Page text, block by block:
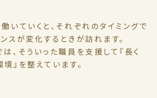
いていくと、それぞれのタイミングで
スが変化するときが訪れます。
、そういった職員を支援して『長く
』を整えています。